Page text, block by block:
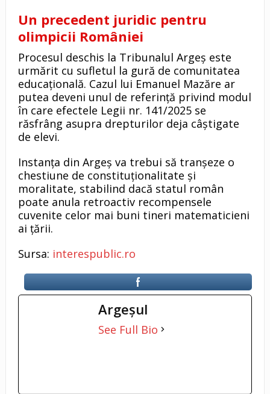
Un precedent juridic pentru
olimpicii României
Procesul deschis la Tribunalul Argeș este
urmărit cu sufletul la gură de comunitatea
educațională. Cazul lui Emanuel Mazăre ar
putea deveni unul de referință privind modul
în care efectele Legii nr. 141/2025 se
răsfrâng asupra drepturilor deja câștigate
de elevi.
Instanța din Argeș va trebui să tranșeze o
chestiune de constituționalitate și
moralitate, stabilind dacă statul român
poate anula retroactiv recompensele
cuvenite celor mai buni tineri matematicieni
ai țării.
Sursa: interespublic.ro
Argeşul
See Full Bio